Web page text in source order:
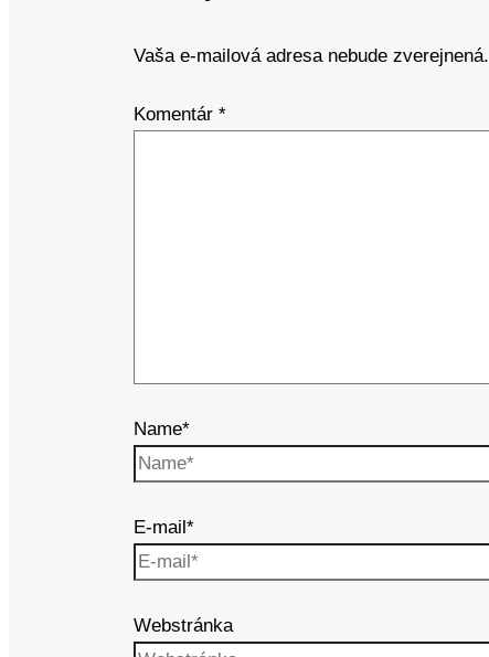
Vaša e-mailová adresa nebude zverejnená.
Komentár*
Name*
E-mail*
Webstránka